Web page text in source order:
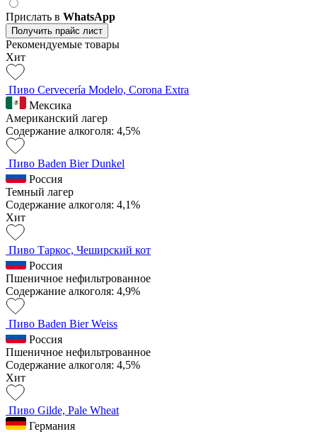
Прислать в WhatsApp
Получить прайс лист
Рекомендуемые товары
Хит
Пиво Cervecería Modelo, Corona Extra
Мексика
Американский лагер
Содержание алкоголя: 4,5%
Пиво Baden Bier Dunkel
Россия
Темный лагер
Содержание алкоголя: 4,1%
Хит
Пиво Таркос, Чеширский кот
Россия
Пшеничное нефильтрованное
Содержание алкоголя: 4,9%
Пиво Baden Bier Weiss
Россия
Пшеничное нефильтрованное
Содержание алкоголя: 4,5%
Хит
Пиво Gilde, Pale Wheat
Германия